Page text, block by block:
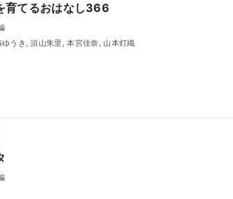
育てるおはなし366
うき, 須山朱里, 本宮佳奈, 山本灯織